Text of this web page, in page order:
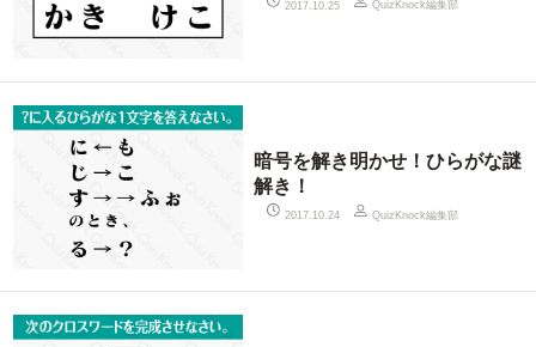
2017.10.25 QuizKnock編集部
暗号を解き明かせ！ひらがな謎
解き！
2017.10.24 QuizKnock編集部